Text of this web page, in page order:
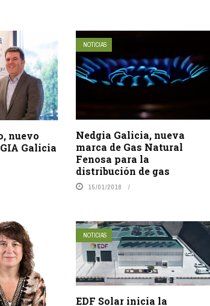
nuevo
Galicia
NOTICIAS
Nedgia Galicia, nueva
marca de Gas Natural
Fenosa para la
distribución de gas
15/01/2018
NOTICIAS
EDF Solar inicia la